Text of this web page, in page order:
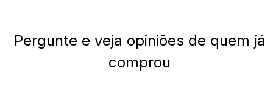
Pergunte e veja opiniões de quem já
comprou